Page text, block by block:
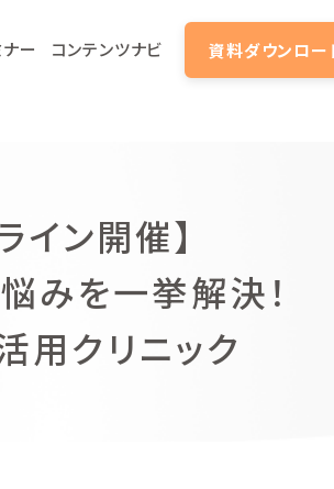
ー コンテンツナビ 資料ダウンロー
イン開催】
みを一挙解決！
用クリニック